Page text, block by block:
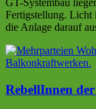
GT-Systembau
Fertigstellung. Licht
die Anlage darauf
RebellInnen